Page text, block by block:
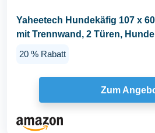
Yaheetech Hundekäfig 107 x
mit Trennwand, 2 Türen,
20 % Rabatt
Zum